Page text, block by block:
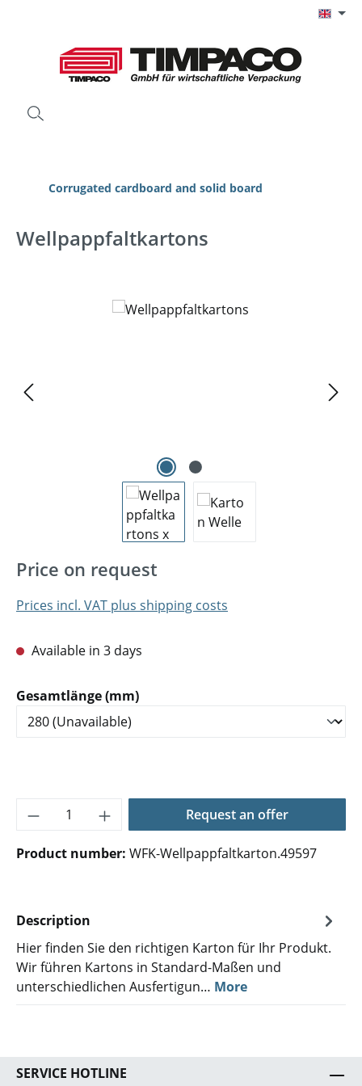
Corrugated cardboard and solid board
Wellpappfaltkartons
Skip image gallery
Price on request
Prices incl. VAT plus shipping costs
Available in 3 days
Select
Gesamtlänge (mm)
Product Quantity: Enter the desired
Request an offer
Product number: WFK-Wellpappfaltkarton.49597
Description
Hier finden Sie den richtigen Karton für Ihr Produkt.
Wir führen Kartons in Standard-Maßen und
unterschiedlichen Ausfertigun… More
SERVICE HOTLINE